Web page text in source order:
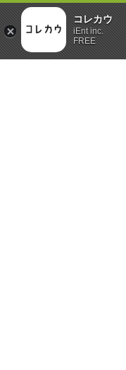
コレカウ
iEnt inc.
FREE